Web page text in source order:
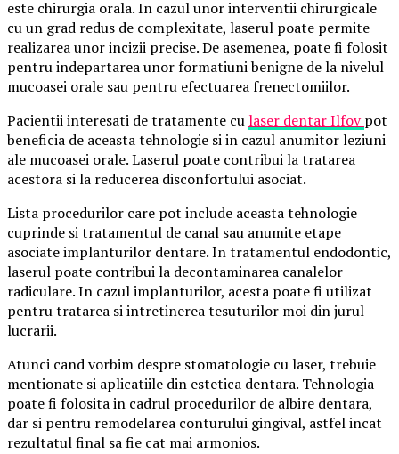
este chirurgia orala. In cazul unor interventii chirurgicale
cu un grad redus de complexitate, laserul poate permite
realizarea unor incizii precise. De asemenea, poate fi folosit
pentru indepartarea unor formatiuni benigne de la nivelul
mucoasei orale sau pentru efectuarea frenectomiilor.
Pacientii interesati de tratamente culaser dentar Ilfovpot
beneficia de aceasta tehnologie si in cazul anumitor leziuni
ale mucoasei orale. Laserul poate contribui la tratarea
acestora si la reducerea disconfortului asociat.
Lista procedurilor care pot include aceasta tehnologie
cuprinde si tratamentul de canal sau anumite etape
asociate implanturilor dentare. In tratamentul endodontic,
laserul poate contribui la decontaminarea canalelor
radiculare. In cazul implanturilor, acesta poate fi utilizat
pentru tratarea si intretinerea tesuturilor moi din jurul
lucrarii.
Atunci cand vorbim despre stomatologie cu laser, trebuie
mentionate si aplicatiile din estetica dentara. Tehnologia
poate fi folosita in cadrul procedurilor de albire dentara,
dar si pentru remodelarea conturului gingival, astfel incat
rezultatul final sa fie cat mai armonios.